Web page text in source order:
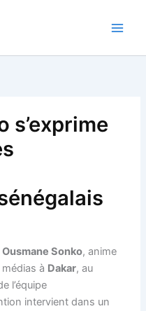
s’exprime
Ousmane Sonko, anime
à Dakar, au
l’équipe
intervient dans un